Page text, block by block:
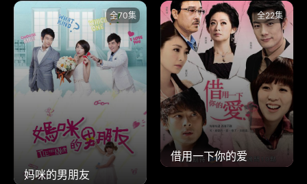
全70集
妈咪的男朋友
全22集
借用一下你的爱